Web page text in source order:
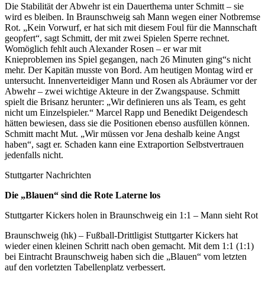
Die Stabilität der Abwehr ist ein Dauerthema unter Schmitt – sie
wird es bleiben. In Braunschweig sah Mann wegen einer Notbremse
Rot. „Kein Vorwurf, er hat sich mit diesem Foul für die Mannschaft
geopfert“, sagt Schmitt, der mit zwei Spielen Sperre rechnet.
Womöglich fehlt auch Alexander Rosen – er war mit
Knieproblemen ins Spiel gegangen, nach 26 Minuten ging“s nicht
mehr. Der Kapitän musste von Bord. Am heutigen Montag wird er
untersucht. Innenverteidiger Mann und Rosen als Abräumer vor der
Abwehr – zwei wichtige Akteure in der Zwangspause. Schmitt
spielt die Brisanz herunter: „Wir definieren uns als Team, es geht
nicht um Einzelspieler.“ Marcel Rapp und Benedikt Deigendesch
hätten bewiesen, dass sie die Positionen ebenso ausfüllen können.
Schmitt macht Mut. „Wir müssen vor Jena deshalb keine Angst
haben“, sagt er. Schaden kann eine Extraportion Selbstvertrauen
jedenfalls nicht.
Stuttgarter Nachrichten
Die „Blauen“ sind die Rote Laterne los
Stuttgarter Kickers holen in Braunschweig ein 1:1 – Mann sieht Rot
Braunschweig (hk) – Fußball-Drittligist Stuttgarter Kickers hat
wieder einen kleinen Schritt nach oben gemacht. Mit dem 1:1 (1:1)
bei Eintracht Braunschweig haben sich die „Blauen“ vom letzten
auf den vorletzten Tabellenplatz verbessert.